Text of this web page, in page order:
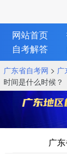
网站首页
自考解答
广东省自考网 >
时间是什么时候？
广